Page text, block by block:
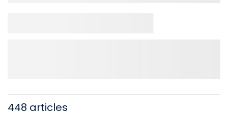
448 articles